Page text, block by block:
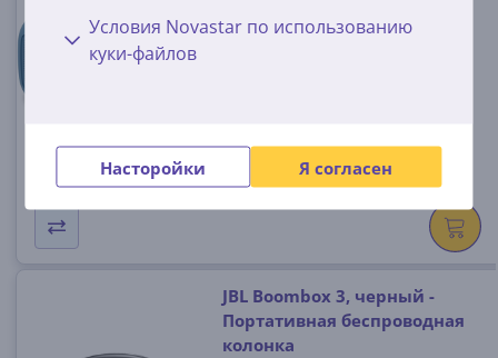
Условия Novastar по использованию
куки-файлов
Насторойки Я согласен
JBL Boombox 3, черный -
Портативная беспроводная
колонка